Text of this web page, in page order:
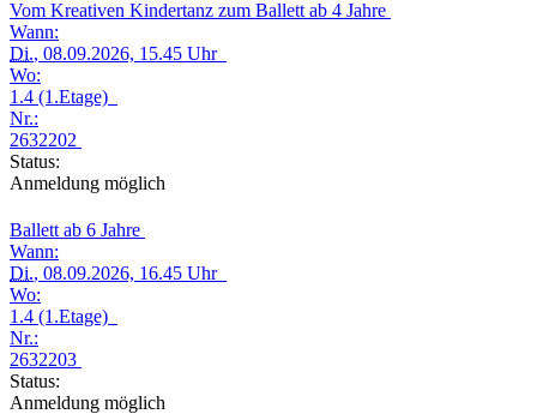
Vom Kreativen Kindertanz zum Ballett ab 4 Jahre
Wann:
Di., 08.09.2026, 15.45 Uhr
Wo:
1.4 (1.Etage)
Nr.:
2632202
Status:
Anmeldung möglich
Ballett ab 6 Jahre
Wann:
Di., 08.09.2026, 16.45 Uhr
Wo:
1.4 (1.Etage)
Nr.:
2632203
Status:
Anmeldung möglich